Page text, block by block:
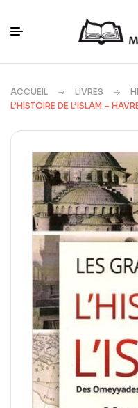
ACCUEIL LIVRES
L’HISTOIRE DE L’ISLAM –